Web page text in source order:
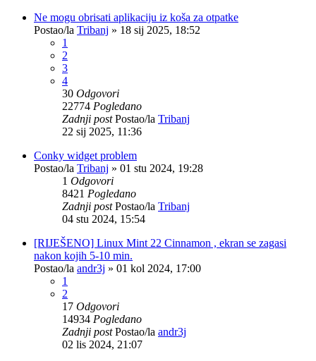
Ne mogu obrisati aplikaciju iz koša za otpatke
Postao/la Tribanj » 18 sij 2025, 18:52
1
2
3
4
30 Odgovori
22774 Pogledano
Zadnji postPostao/la Tribanj
22 sij 2025, 11:36
Conky widget problem
Postao/la Tribanj » 01 stu 2024, 19:28
1 Odgovori
8421 Pogledano
Zadnji postPostao/la Tribanj
04 stu 2024, 15:54
[RIJEŠENO] Linux Mint 22 Cinnamon , ekran se zagasi
nakon kojih 5-10 min.
Postao/la andr3j » 01 kol 2024, 17:00
1
2
17 Odgovori
14934 Pogledano
Zadnji postPostao/la andr3j
02 lis 2024, 21:07